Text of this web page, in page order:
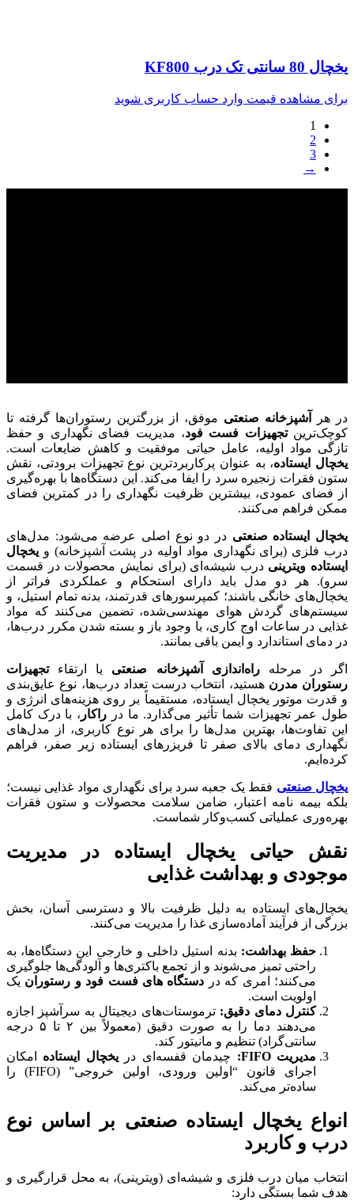
یخچال 80 سانتی تک درب KF800
برای مشاهده قیمت وارد حساب کاربری شوید
1
2
3
→
در هر آشپزخانه صنعتی موفق، از بزرگترین رستوران‌ها گرفته تا
کوچک‌ترینتجهیزات فست فود، مدیریت فضای نگهداری و حفظ
تازگی مواد اولیه، عامل حیاتی موفقیت و کاهش ضایعات است.
یخچال ایستاده، به عنوان پرکاربردترین نوع تجهیزات برودتی، نقش
ستون فقرات زنجیره سرد را ایفا می‌کند. این دستگاه‌ها با بهره‌گیری
از فضای عمودی، بیشترین ظرفیت نگهداری را در کمترین فضای
ممکن فراهم می‌کنند.
یخچال ایستاده صنعتی در دو نوع اصلی عرضه می‌شود: مدل‌های
درب فلزی (برای نگهداری مواد اولیه در پشت آشپزخانه) و یخچال
ایستاده ویترینی درب شیشه‌ای (برای نمایش محصولات در قسمت
سرو). هر دو مدل باید دارای استحکام و عملکردی فراتر از
یخچال‌های خانگی باشند؛ کمپرسورهای قدرتمند، بدنه تمام استیل، و
سیستم‌های گردش هوای مهندسی‌شده، تضمین می‌کنند که مواد
غذایی در ساعات اوج کاری، با وجود باز و بسته شدن مکرر درب‌ها،
در دمای استاندارد و ایمن باقی بمانند.
اگر در مرحلهراه‌اندازی آشپزخانه صنعتی یا ارتقاءتجهیزات
رستوران مدرن هستید، انتخاب درست تعداد درب‌ها، نوع عایق‌بندی
و قدرت موتور یخچال ایستاده، مستقیماً بر روی هزینه‌های انرژی و
طول عمر تجهیزات شما تأثیر می‌گذارد. ما در راکار ، با درک کامل
این تفاوت‌ها، بهترین مدل‌ها را برای هر نوع کاربری، از مدل‌های
نگهداری دمای بالای صفر تا فریزرهای ایستاده زیر صفر، فراهم
کرده‌ایم.
یخچال صنعتی فقط یک جعبه سرد برای نگهداری مواد غذایی نیست؛
بلکه بیمه نامه اعتبار، ضامن سلامت محصولات و ستون فقرات
بهره‌وری عملیاتی کسب‌وکار شماست.
نقش حیاتی یخچال ایستاده در مدیریت
موجودی و بهداشت غذایی
یخچال‌های ایستاده به دلیل ظرفیت بالا و دسترسی آسان، بخش
بزرگی از فرآیند آماده‌سازی غذا را مدیریت می‌کنند.
حفظ بهداشت: بدنه استیل داخلی و خارجی این دستگاه‌ها، به
راحتی تمیز می‌شوند و از تجمع باکتری‌ها و آلودگی‌ها جلوگیری
می‌کنند؛ امری که در دستگاه های فست فود و رستوران یک
اولویت است.
کنترل دمای دقیق: ترموستات‌های دیجیتال به سرآشپز اجازه
می‌دهند دما را به صورت دقیق (معمولاً بین ۲ تا ۵ درجه
سانتی‌گراد) تنظیم و مانیتور کند.
مدیریتFIFO
: چیدمان قفسه‌ای دریخچال ایستاده امکان
اجرای قانون “اولین ورودی، اولین خروجی” (FIFO) را
ساده‌تر می‌کند.
انواع یخچال ایستاده صنعتی بر اساس نوع
درب و کاربرد
انتخاب میان درب فلزی و شیشه‌ای (ویترینی)، به محل قرارگیری و
هدف شما بستگی دارد: